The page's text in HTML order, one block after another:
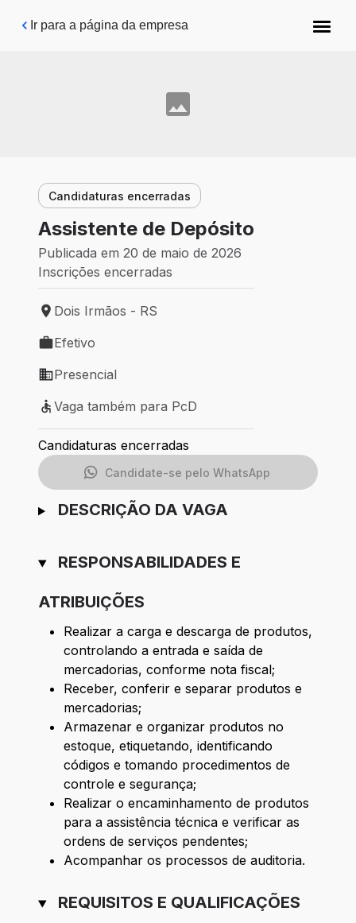
Pular para o conteúdo principal
Ir para a página da empresa
Candidaturas encerradas
Assistente de Depósito
Publicada em 20 de maio de 2026
Inscrições encerradas
Local de trabalho: Dois Irmãos - RS
Dois Irmãos - RS
Tipo de vaga: Efetivo
Efetivo
Modelo de trabalho: Presencial
Presencial
Vaga também para PcD
Vaga também para PcD
Candidaturas encerradas
Candidate-se pelo WhatsApp
DESCRIÇÃO DA VAGA
RESPONSABILIDADES E
ATRIBUIÇÕES
Realizar a carga e descarga de produtos,
controlando a entrada e saída de
mercadorias, conforme nota fiscal;
Receber, conferir e separar produtos e
mercadorias;
Armazenar e organizar produtos no
estoque, etiquetando, identificando
códigos e tomando procedimentos de
controle e segurança;
Realizar o encaminhamento de produtos
para a assistência técnica e verificar as
ordens de serviços pendentes;
Acompanhar os processos de auditoria.
REQUISITOS E QUALIFICAÇÕES